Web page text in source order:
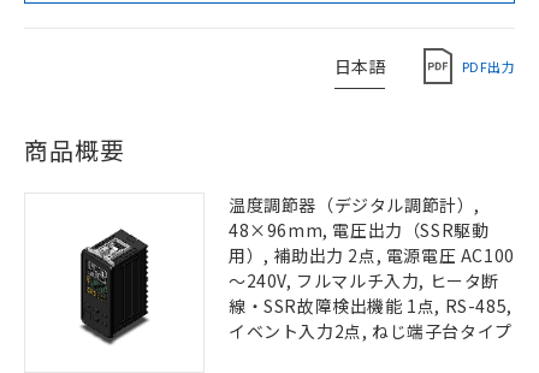
日本語 PDF出力
商品概要
温度調節器（デジタル調節計）,
48×96mm, 電圧出力（SSR駆動
用）, 補助出力 2点, 電源電圧 AC100
～240V, フルマルチ入力, ヒータ断
線・SSR故障検出機能 1点, RS-485,
イベント入力2点, ねじ端子台タイプ